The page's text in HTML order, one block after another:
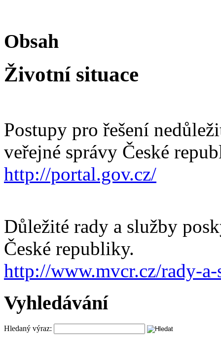
Obsah
Životní situace
Postupy pro řešení
veřejné správy České
http://portal.gov.cz/
Důležité rady a služby
České republiky.
http://www.mvcr.cz/rady-a-
Vyhledávání
Hledaný výraz: